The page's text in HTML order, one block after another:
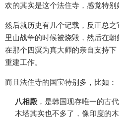
欢的其实是这个法住寺，感觉特别
然后就历史有几个记载，反正总
里山战争的时候被烧毁，然后在
在那个四溟为真大师的亲自支持
重建工作。
而且法住寺的国宝特别多，比如：
八相殿，是韩国现存唯一的古
木塔其实也不多了，像印度的